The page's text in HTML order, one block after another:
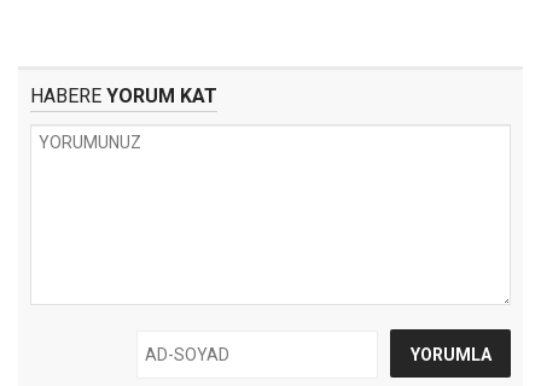
HABERE YORUM KAT